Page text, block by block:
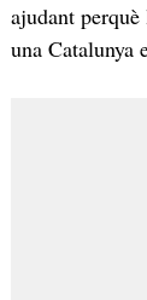
ajudant
una Catalunya